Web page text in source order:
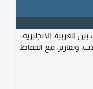
العربية، الانجليزية،
وتقارير، مع الحفاظ